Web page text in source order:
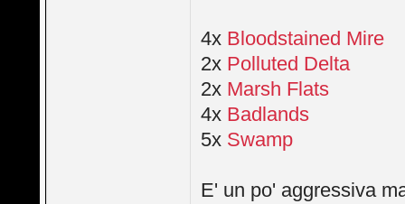
4x Bloodstained Mire
2x Polluted Delta
2x Marsh Flats
4x Badlands
5x Swamp
E' un po' aggressiva